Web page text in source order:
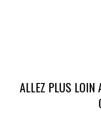
ALLEZ PLUS LOIN